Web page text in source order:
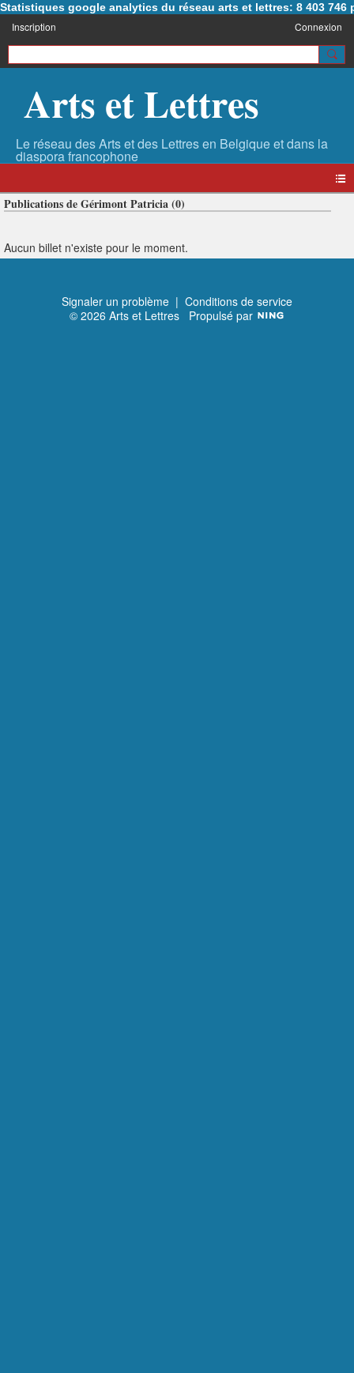
Statistiques google analytics du réseau arts et lettres: 8 403 746
Inscription Connexion
Arts et Lettres
Publications de Gérimont Patricia (0)
Aucun billet n'existe pour le moment.
Signaler un problème | Conditions de service
© 2026 Arts et Lettres Propulsé par